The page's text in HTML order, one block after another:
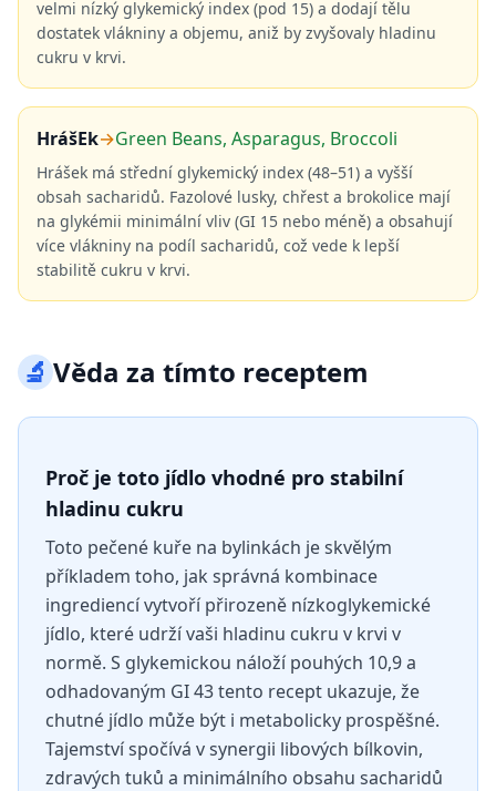
velmi nízký glykemický index (pod 15) a dodají tělu
dostatek vlákniny a objemu, aniž by zvyšovaly hladinu
cukru v krvi.
HrášEk→Green Beans, Asparagus, Broccoli
Hrášek má střední glykemický index (48–51) a vyšší
obsah sacharidů. Fazolové lusky, chřest a brokolice mají
na glykémii minimální vliv (GI 15 nebo méně) a obsahují
více vlákniny na podíl sacharidů, což vede k lepší
stabilitě cukru v krvi.
🔬Věda za tímto receptem
Proč je toto jídlo vhodné pro stabilní
hladinu cukru
Toto pečené kuře na bylinkách je skvělým
příkladem toho, jak správná kombinace
ingrediencí vytvoří přirozeně nízkoglykemické
jídlo, které udrží vaši hladinu cukru v krvi v
normě. S glykemickou náloží pouhých 10,9 a
odhadovaným GI 43 tento recept ukazuje, že
chutné jídlo může být i metabolicky prospěšné.
Tajemství spočívá v synergii libových bílkovin,
zdravých tuků a minimálního obsahu sacharidů